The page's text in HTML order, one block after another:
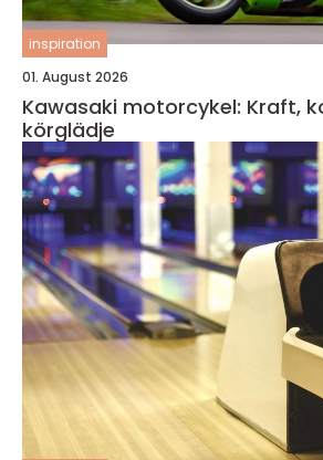
inspiration
01. August 2026
Kawasaki motorcykel: Kraft,
körglädje